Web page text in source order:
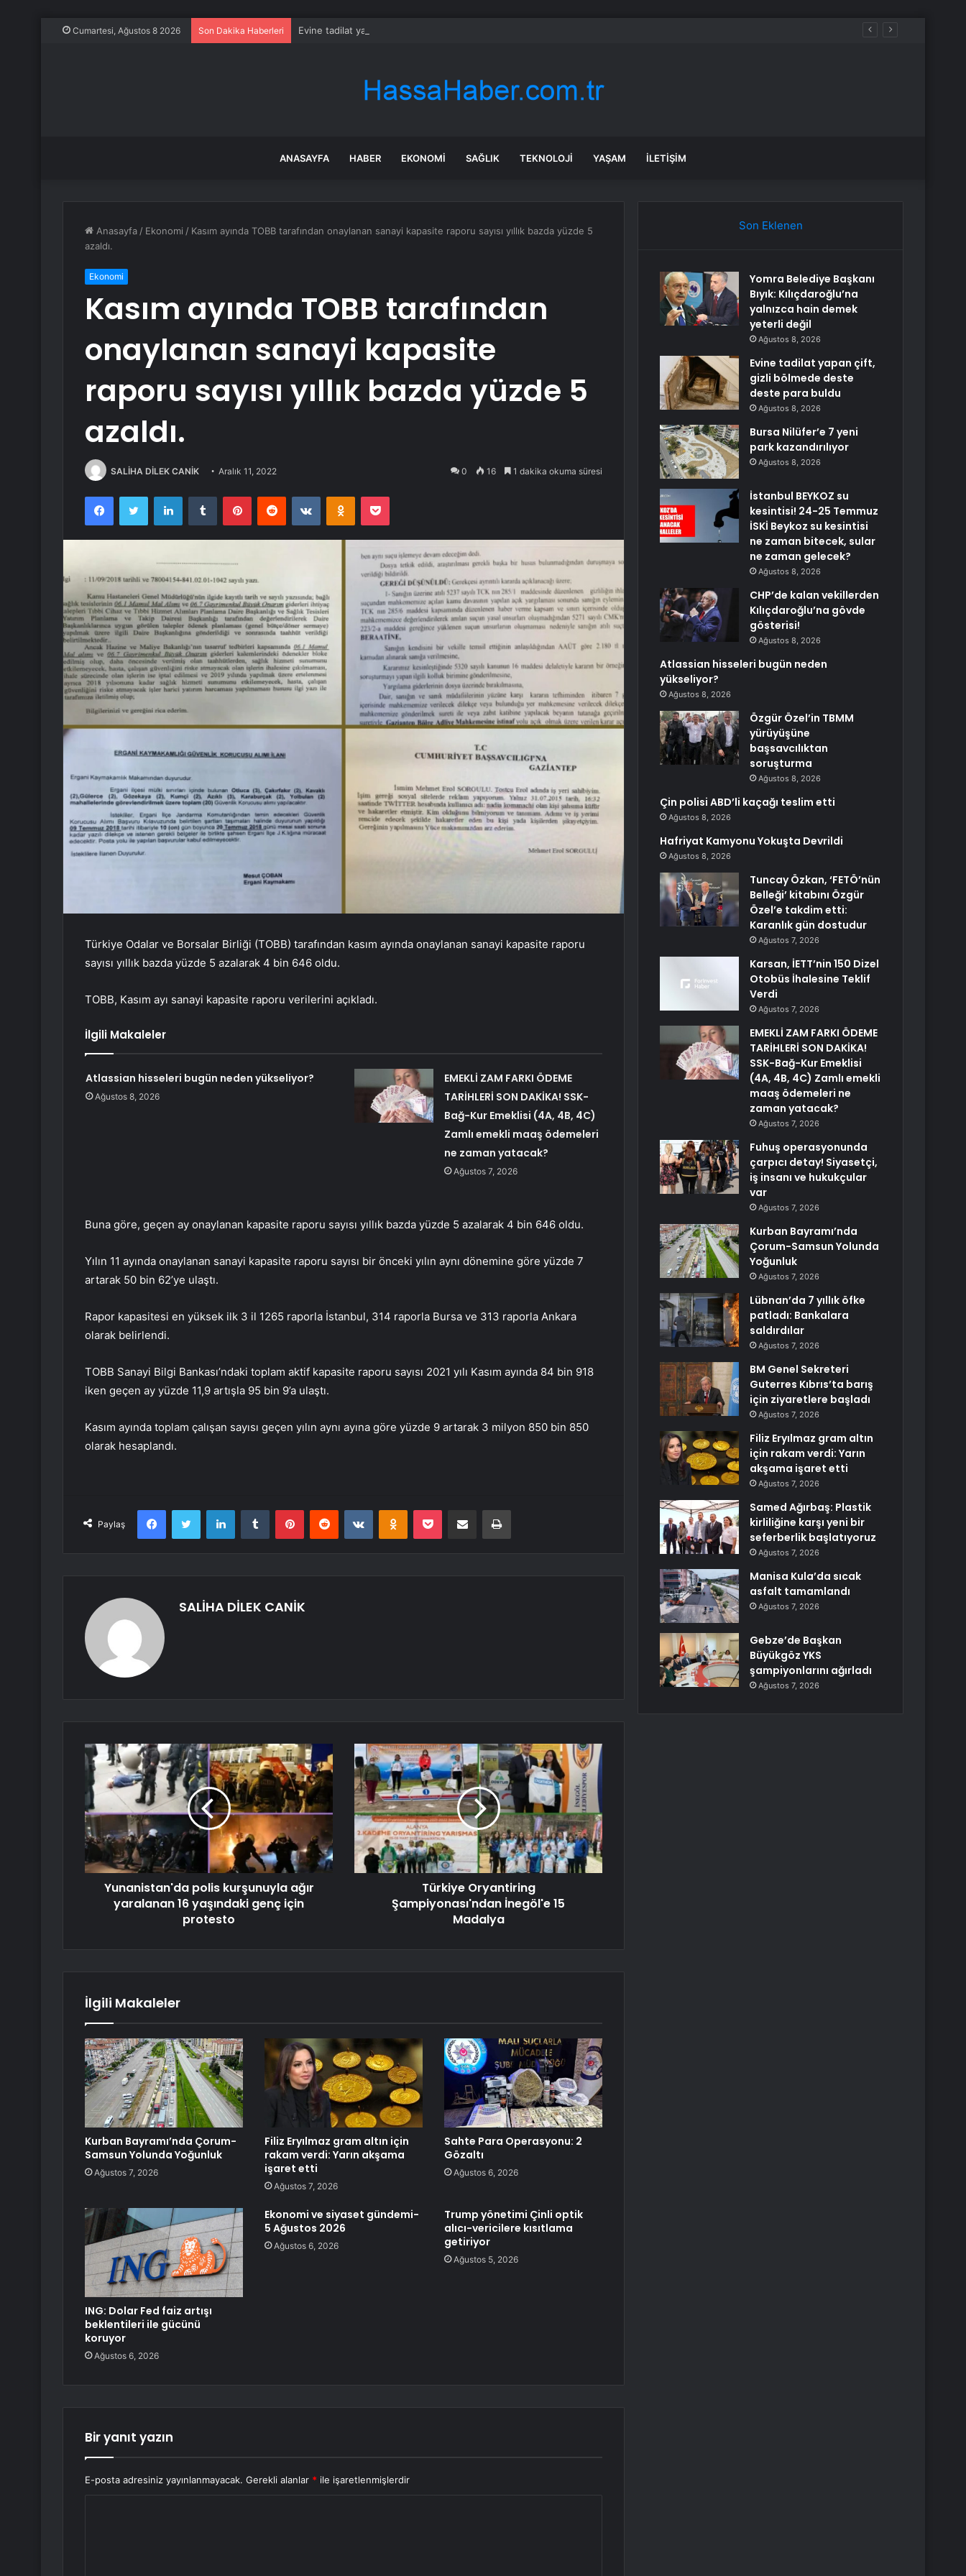
Cumartesi, Ağustos 8 2026 Son Dakika Haberleri Evine tadilat yapan çift, gizli bölmede deste deste para buldu
ANASAYFA HABER EKONOMI SAĞLIK TEKNOLOJI YAŞAM İLETIŞIM
Anasayfa / Ekonomi / Kasım ayında TOBB tarafından onaylanan sanayi kapasite raporu sayısı yıllık bazda yüzde 5
azaldı.
Ekonomi
Kasım ayında TOBB tarafından
onaylanan sanayi kapasite
raporu sayısı yıllık bazda yüzde 5
azaldı.
SALİHA DİLEK CANİK Aralık 11, 2022 0 16 1 dakika okuma süresi
FacebookTwitter LinkedInTumblr PinterestReddit VKontakteOdnoklassniki
Pocket
Türkiye Odalar ve Borsalar Birliği (TOBB) tarafından kasım ayında onaylanan sanayi kapasite raporu
sayısı yıllık bazda yüzde 5 azalarak 4 bin 646 oldu.
TOBB, Kasım ayı sanayi kapasite raporu verilerini açıkladı.
İlgili Makaleler
Atlassian hisseleri bugün neden yükseliyor?
Ağustos 8, 2026
EMEKLİ ZAM FARKI ÖDEME
TARİHLERİ SON DAKİKA! SSK-
Bağ-Kur Emeklisi (4A, 4B, 4C)
Zamlı emekli maaş ödemeleri
ne zaman yatacak?
Ağustos 7, 2026
Buna göre, geçen ay onaylanan kapasite raporu sayısı yıllık bazda yüzde 5 azalarak 4 bin 646 oldu.
Yılın 11 ayında onaylanan sanayi kapasite raporu sayısı bir önceki yılın aynı dönemine göre yüzde 7
artarak 50 bin 62’ye ulaştı.
Rapor kapasitesi en yüksek ilk 3 il 1265 raporla İstanbul, 314 raporla Bursa ve 313 raporla Ankara
olarak belirlendi.
TOBB Sanayi Bilgi Bankası’ndaki toplam aktif kapasite raporu sayısı 2021 yılı Kasım ayında 84 bin 918
iken geçen ay yüzde 11,9 artışla 95 bin 9’a ulaştı.
Kasım ayında toplam çalışan sayısı geçen yılın aynı ayına göre yüzde 9 artarak 3 milyon 850 bin 850
olarak hesaplandı.
Paylaş
FacebookTwitter LinkedInTumblr PinterestReddit VKontakteOdnoklassniki
Pocket E-Posta ile paylaş Yazdır
SALİHA DİLEK CANİK
Yunanistan'da polis kurşunuyla ağır
yaralanan 16 yaşındaki genç için
protesto
Türkiye Oryantiring
Şampiyonası'ndan İnegöl'e 15
Madalya
İlgili Makaleler
Kurban Bayramı’nda Çorum-
Samsun Yolunda Yoğunluk
Ağustos 7, 2026
Filiz Eryılmaz gram altın için
rakam verdi: Yarın akşama
işaret etti
Ağustos 7, 2026
Sahte Para Operasyonu: 2
Gözaltı
Ağustos 6, 2026
ING: Dolar Fed faiz artışı
beklentileri ile gücünü
koruyor
Ağustos 6, 2026
Ekonomi ve siyaset gündemi-
5 Ağustos 2026
Ağustos 6, 2026
Trump yönetimi Çinli optik
alıcı-vericilere kısıtlama
getiriyor
Ağustos 5, 2026
Bir yanıt yazın
E-posta adresiniz yayınlanmayacak. Gerekli alanlar * ile işaretlenmişlerdir
Son Eklenen
Yomra Belediye Başkanı
Bıyık: Kılıçdaroğlu’na
yalnızca hain demek
yeterli değil
Ağustos 8, 2026
Evine tadilat yapan çift,
gizli bölmede deste
deste para buldu
Ağustos 8, 2026
Bursa Nilüfer’e 7 yeni
park kazandırılıyor
Ağustos 8, 2026
İstanbul BEYKOZ su
kesintisi! 24-25 Temmuz
İSKİ Beykoz su kesintisi
ne zaman bitecek, sular
ne zaman gelecek?
Ağustos 8, 2026
CHP’de kalan vekillerden
Kılıçdaroğlu’na gövde
gösterisi!
Ağustos 8, 2026
Atlassian hisseleri bugün neden
yükseliyor?
Ağustos 8, 2026
Özgür Özel’in TBMM
yürüyüşüne
başsavcılıktan
soruşturma
Ağustos 8, 2026
Çin polisi ABD’li kaçağı teslim etti
Ağustos 8, 2026
Hafriyat Kamyonu Yokuşta Devrildi
Ağustos 8, 2026
Tuncay Özkan, ‘FETÖ’nün
Belleği’ kitabını Özgür
Özel’e takdim etti:
Karanlık gün dostudur
Ağustos 7, 2026
Karsan, İETT’nin 150 Dizel
Otobüs İhalesine Teklif
Verdi
Ağustos 7, 2026
EMEKLİ ZAM FARKI ÖDEME
TARİHLERİ SON DAKİKA!
SSK-Bağ-Kur Emeklisi
(4A, 4B, 4C) Zamlı emekli
maaş ödemeleri ne
zaman yatacak?
Ağustos 7, 2026
Fuhuş operasyonunda
çarpıcı detay! Siyasetçi,
iş insanı ve hukukçular
var
Ağustos 7, 2026
Kurban Bayramı’nda
Çorum-Samsun Yolunda
Yoğunluk
Ağustos 7, 2026
Lübnan’da 7 yıllık öfke
patladı: Bankalara
saldırdılar
Ağustos 7, 2026
BM Genel Sekreteri
Guterres Kıbrıs’ta barış
için ziyaretlere başladı
Ağustos 7, 2026
Filiz Eryılmaz gram altın
için rakam verdi: Yarın
akşama işaret etti
Ağustos 7, 2026
Samed Ağırbaş: Plastik
kirliliğine karşı yeni bir
seferberlik başlatıyoruz
Ağustos 7, 2026
Manisa Kula’da sıcak
asfalt tamamlandı
Ağustos 7, 2026
Gebze’de Başkan
Büyükgöz YKS
şampiyonlarını ağırladı
Ağustos 7, 2026